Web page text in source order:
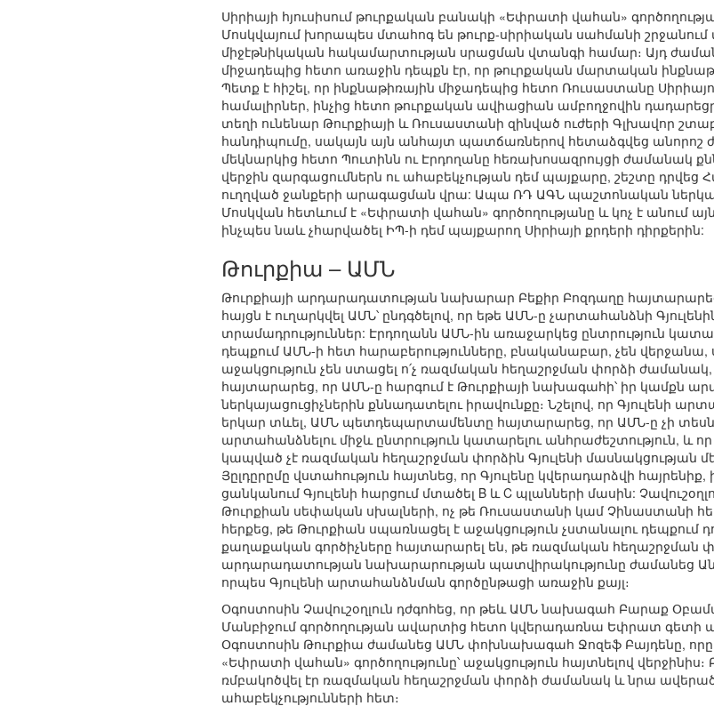
Սիրիայի հյուսիսում թուրքական բանակի «Եփրատի վահան»
Մոսկվայում խորապես մտահոգ են թուրք-սիրիական սահմանի
միջէթնիկական հակամարտության սրացման վտանգի համար։ Այդ
միջադեպից հետո առաջին դեպքն էր, որ թուրքական մարտական
Պետք է հիշել, որ ինքնաթիռային միջադեպից հետո Ռուսաստանը
համալիրներ, ինչից հետո թուրքական ավիացիան ամբողջովին
տեղի ունենար Թուրքիայի և Ռուսաստանի զինված ուժերի Գլխավոր
հանդիպումը, սակայն այն անհայտ պատճառներով հետաձգվեց անորոշ
մեկնարկից հետո Պուտինն ու Էրդողանը հեռախոսազրույցի ժամանակ
վերջին զարգացումներն ու ահաբեկչության դեմ պայքարը, շեշտը դրվեց
ուղղված ջանքերի արագացման վրա: Ապա ՌԴ ԱԳՆ պաշտոնական
Մոսկվան հետևում է «Եփրատի վահան» գործողությանը և կոչ է անում
ինչպես նաև չհարվածել ԻՊ-ի դեմ պայքարող Սիրիայի քրդերի դիրքերին:
Թուրքիա – ԱՄՆ
Թուրքիայի արդարադատության նախարար Բեքիր Բոզդաղը
հայցն է ուղարկվել ԱՄՆ՝ ընդգծելով, որ եթե ԱՄՆ-ը չարտահանձնի
տրամադրություններ: Էրդողանն ԱՄՆ-ին առաջարկեց ընտրություն
դեպքում ԱՄՆ-ի հետ հարաբերությունները, բնականաբար, չեն վերջանա,
աջակցություն չեն ստացել ո՛չ ռազմական հեղաշրջման փորձի
հայտարարեց, որ ԱՄՆ-ը հարգում է Թուրքիայի նախագահի՝ իր կամքն
ներկայացուցիչներին քննադատելու իրավունքը։ Նշելով, որ
երկար տևել, ԱՄՆ պետդեպարտամենտը հայտարարեց, որ ԱՄՆ-ը չի
արտահանձնելու միջև ընտրություն կատարելու անհրաժեշտություն, և
կապված չէ ռազմական հեղաշրջման փորձին Գյուլենի մասնակցության
Յըլդըրըմը վստահություն հայտնեց, որ Գյուլենը կվերադարձվի
ցանկանում Գյուլենի հարցում մտածել B և C պլանների մասին:
Թուրքիան սեփական սխալների, ոչ թե Ռուսաստանի կամ Չինաստանի
հերքեց, թե Թուրքիան սպառնացել է աջակցություն չստանալու դեպքում
քաղաքական գործիչները հայտարարել են, թե ռազմական հեղաշրջման
արդարադատության նախարարության պատվիրակությունը ժամանեց
որպես Գյուլենի արտահանձնման գործընթացի առաջին քայլ։
Օգոստոսին Չավուշօղլուն դժգոհեց, որ թեև ԱՄՆ նախագահ Բարաք
Մանբիջում գործողության ավարտից հետո կվերադառնա Եփրատ գետի
Օգոստոսին Թուրքիա ժամանեց ԱՄՆ փոխնախագահ Ջոզեֆ Բայդենը, որը
«Եփրատի վահան» գործողությունը՝ աջակցություն հայտնելով
ռմբակոծվել էր ռազմական հեղաշրջման փորձի ժամանակ և նրա
ահաբեկչությունների հետ։